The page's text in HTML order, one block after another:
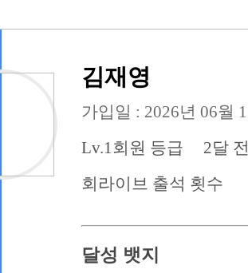
김재영
가입일 : 2026년 06월
Lv.1 회원 등급
2달
회 라이브 출석 횟수
달성 뱃지